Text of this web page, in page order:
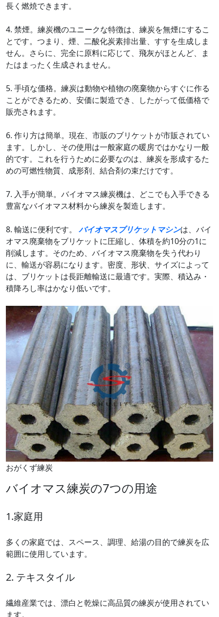
長く燃焼できます。
4. 禁煙。練炭機のユニークな特徴は、練炭を無煙にするこ
とです。つまり、煙、二酸化炭素排出量、すすを生成しま
せん。さらに、完全に原料に応じて、飛灰がほとんど、ま
たはまったく生成されません。
5. 手頃な価格。練炭は動物や植物の廃棄物からすぐに作る
ことができるため、安価に製造でき、したがって低価格で
販売されます。
6. 作り方は簡単。現在、市販のブリケットが市販されてい
ます。しかし、その使用は一般家庭の暖房ではかなり一般
的です。これを行うために必要なのは、練炭を形成するた
めの可燃性物質、成形剤、結合剤の束だけです。
7. 入手が簡単。バイオマス練炭機は、どこでも入手できる
豊富なバイオマス材料から練炭を製造します。
8. 輸送に便利です。 バイオマスブリケットマシンは、バイ
オマス廃棄物をブリケットに圧縮し、体積を約10分の1に
削減します。そのため、バイオマス廃棄物を失う代わり
に、輸送が容易になります。密度、形状、サイズによって
は、ブリケットは長距離輸送に最適です。実際、積込み・
積降ろし率はかなり低いです。
おがくず練炭
バイオマス練炭の7つの用途
1.家庭用
多くの家庭では、スペース、調理、給湯の目的で練炭を広
範囲に使用しています。
2. テキスタイル
繊維産業では、漂白と乾燥に高品質の練炭が使用されてい
ます。